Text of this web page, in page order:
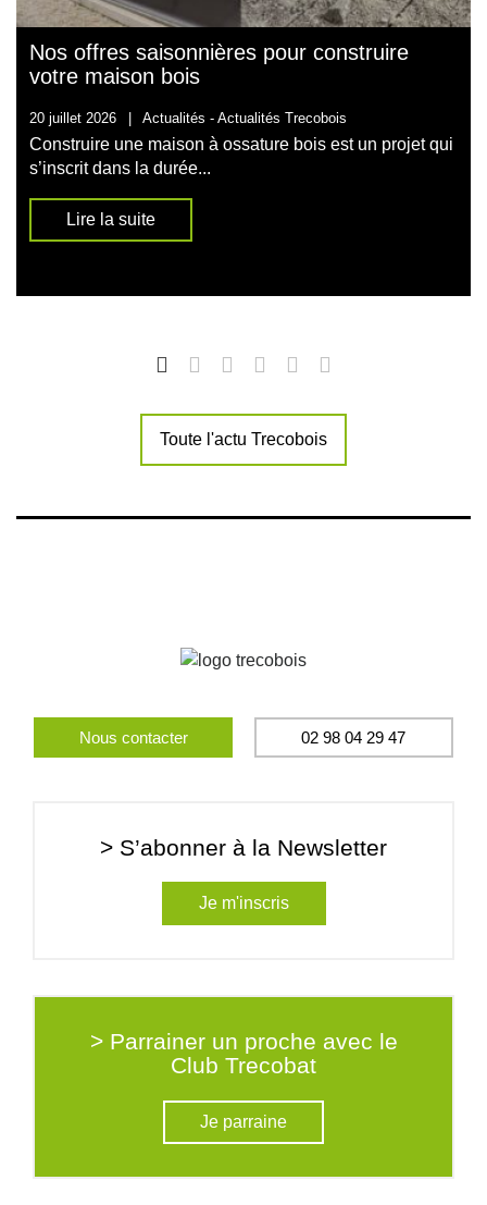
Nos offres saisonnières pour construire
votre maison bois
20 juillet 2026 | Actualités - Actualités Trecobois
Construire une maison à ossature bois est un projet qui
s’inscrit dans la durée...
Lire la suite
Toute l'actu Trecobois
Nous contacter 02 98 04 29 47
> S’abonner à la Newsletter
Je m'inscris
> Parrainer un proche avec le
Club Trecobat
Je parraine